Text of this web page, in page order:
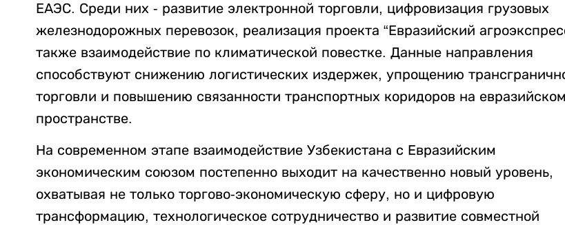
ЕАЭС. Среди них - развитие электронной торговли, цифровизация грузовых
железнодорожных перевозок, реализация проекта “Евразийский
также взаимодействие по климатической повестке. Данные направления
способствуют снижению логистических издержек, упрощению
торговли и повышению связанности транспортных коридоров на евразийском
пространстве.
На современном этапе взаимодействие Узбекистана с Евразийским
экономическим союзом постепенно выходит на качественно новый уровень,
охватывая не только торгово-экономическую сферу, но и цифровую
трансформацию, технологическое сотрудничество и развитие совместной